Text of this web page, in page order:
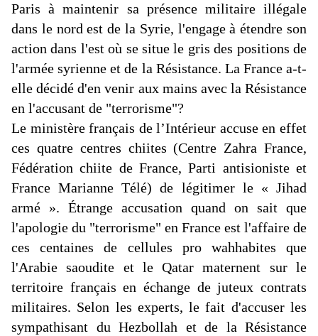
Paris à maintenir sa présence militaire illégale
dans le nord est de la Syrie, l'engage à étendre son
action dans l'est où se situe le gris des positions de
l'armée syrienne et de la Résistance. La France a-t-
elle décidé d'en venir aux mains avec la Résistance
en l'accusant de "terrorisme"?
Le ministère français de l’Intérieur accuse en effet
ces quatre centres chiites (Centre Zahra France,
Fédération chiite de France, Parti antisioniste et
France Marianne Télé) de légitimer le « Jihad
armé ». Étrange accusation quand on sait que
l'apologie du "terrorisme" en France est l'affaire de
ces centaines de cellules pro wahhabites que
l'Arabie saoudite et le Qatar maternent sur le
territoire français en échange de juteux contrats
militaires. Selon les experts, le fait d'accuser les
sympathisant du Hezbollah et de la Résistance